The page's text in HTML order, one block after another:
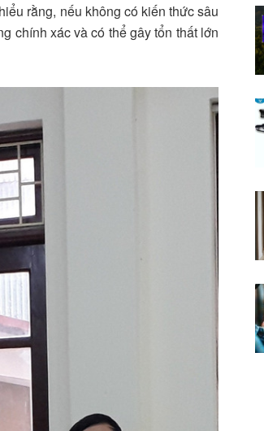
rằng, nếu không có kiến thức sâu
chính xác và có thể gây tổn thất lớn